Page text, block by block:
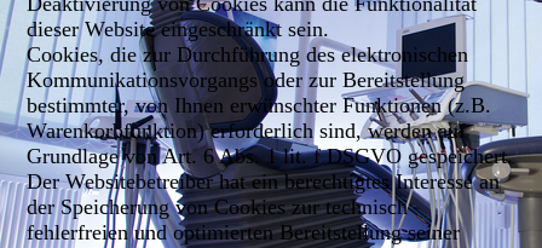
dieser Website eingeschränkt sein.
Cookies, die zur Durchführung des elektronischen
Kommunikationsvorgangs oder zur Bereitstellung
bestimmter, von Ihnen erwünschter Funktionen (z.B.
Warenkorbfunktion) erforderlich sind, werden auf
Grundlage von Art. 6 Abs. 1 lit. f DSGVO gespeichert.
Der Websitebetreiber hat ein berechtigtes Interesse an
der Speicherung von Cookies zur technisch
fehlerfreien und optimierten Bereitstellung seiner